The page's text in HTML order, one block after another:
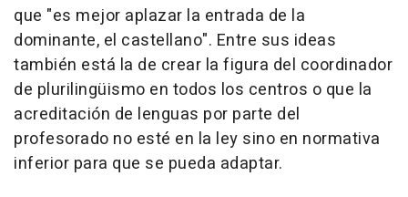
que "es mejor aplazar la entrada de la
dominante, el castellano". Entre sus ideas
también está la de crear la figura del coordinador
de plurilingüismo en todos los centros o que la
acreditación de lenguas por parte del
profesorado no esté en la ley sino en normativa
inferior para que se pueda adaptar.